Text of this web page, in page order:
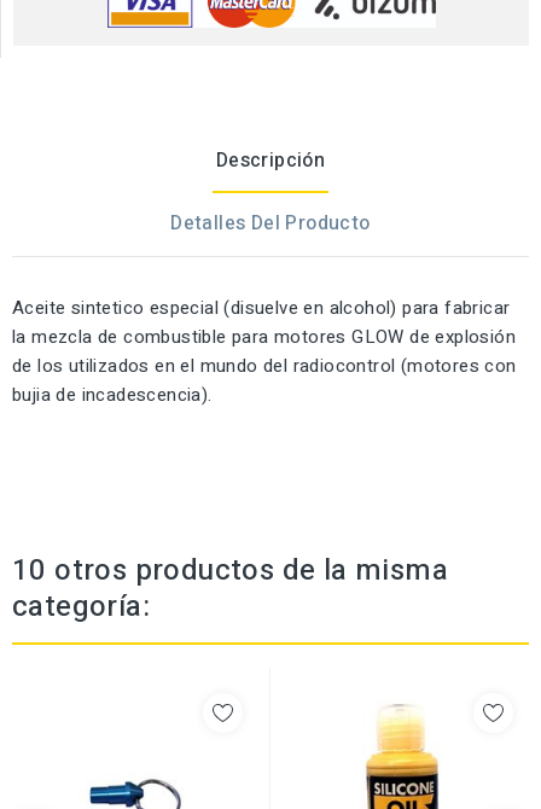
Descripción
Detalles Del Producto
Aceite sintetico especial (disuelve en alcohol) para fabricar
la mezcla de combustible para motores GLOW de explosión
de los utilizados en el mundo del radiocontrol (motores con
bujia de incadescencia).
10 otros productos de la misma
categoría: